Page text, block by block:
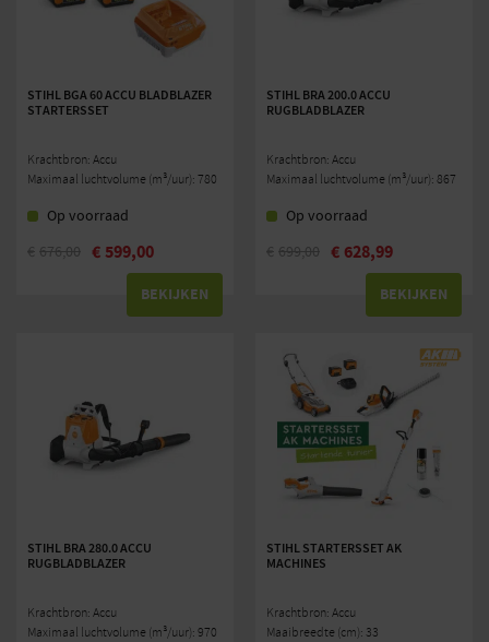
STIHL BGA 60 ACCU BLADBLAZER
STARTERSSET
Krachtbron: Accu
Maximaal luchtvolume (m³/uur): 780
Op voorraad
€ 676,00 € 599,00
BEKIJKEN
STIHL BRA 200.0 ACCU
RUGBLADBLAZER
Krachtbron: Accu
Maximaal luchtvolume (m³/uur): 867
Op voorraad
€ 699,00 € 628,99
BEKIJKEN
STIHL BRA 280.0 ACCU
RUGBLADBLAZER
Krachtbron: Accu
Maximaal luchtvolume (m³/uur): 970
STIHL STARTERSSET AK
MACHINES
Krachtbron: Accu
Maaibreedte (cm): 33